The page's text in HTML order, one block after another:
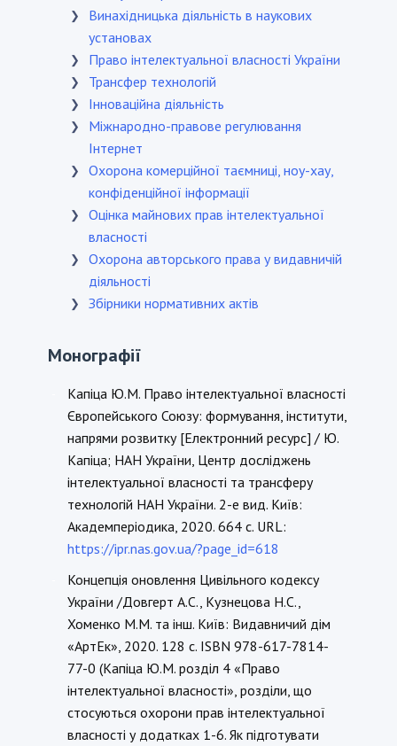
❯
Винахідницька діяльність в наукових
установах
❯ Право інтелектуальної власності України
❯ Трансфер технологій
❯ Інноваційна діяльність
❯
Міжнародно-правове регулювання
Інтернет
❯
Охорона комерційної таємниці, ноу-хау,
конфіденційної інформації
❯
Оцінка майнових прав інтелектуальної
власності
❯
Охорона авторського права у видавничій
діяльності
❯ Збірники нормативних актів
Монографії
Капіца Ю.М. Право інтелектуальної власності
Європейського Союзу: формування, інститути,
напрями розвитку [Електронний ресурс] / Ю.
Капіца; НАН України, Центр досліджень
інтелектуальної власності та трансферу
технологій НАН України. 2-е вид. Київ:
Академперіодика, 2020. 664 с. URL:
https://ipr.nas.gov.ua/?page_id=618
Концепція оновлення Цивільного кодексу
України /Довгерт А.С., Кузнецова Н.С.,
Хоменко М.М. та інш. Київ: Видавничий дім
«АртЕк», 2020. 128 с. ISBN 978-617-7814-
77-0 (Капіца Ю.М. розділ 4 «Право
інтелектуальної власності», розділи, що
стосуються охорони прав інтелектуальної
власності у додатках 1-6. Як підготувати